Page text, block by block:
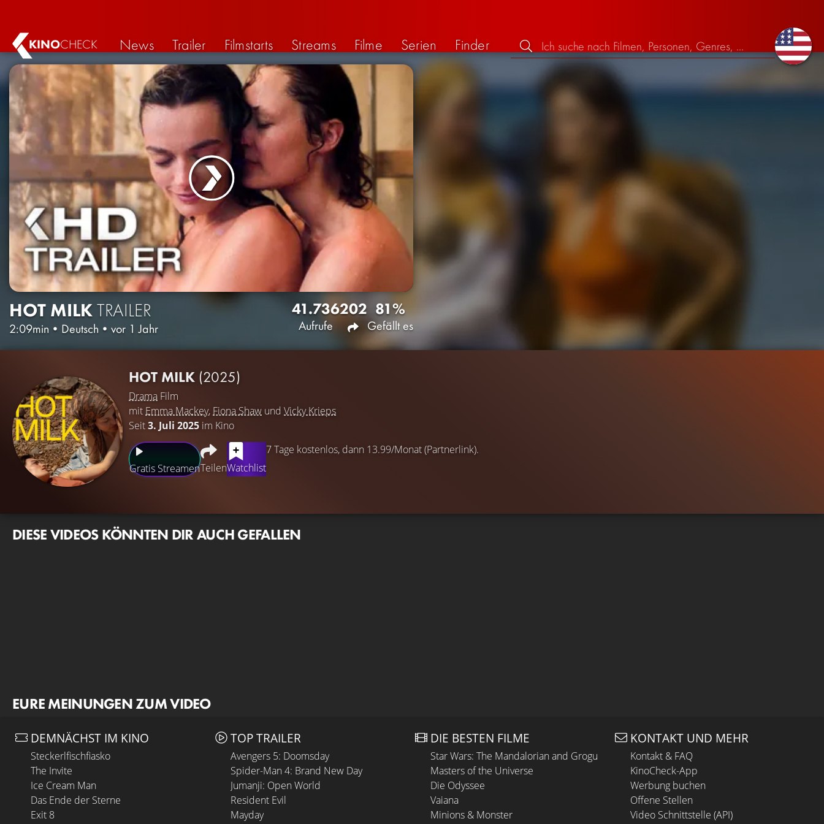
KINOCHECK News Trailer Filmstarts Streams Filme Serien Finder
HOT MILKTRAILER
2:09min • Deutsch • vor 1 Jahr
41.736
Aufrufe
202 81%
Gefällt es
HOT MILK (2025)
Drama Film
mit Emma Mackey, Fiona Shaw und Vicky Krieps
Seit3. Juli 2025 im Kino
Gratis StreamenTeilenWatchlist
7 Tage kostenlos, dann 13.99/Monat (Partnerlink).
DIESE VIDEOS KÖNNTEN DIR AUCH GEFALLEN
EURE MEINUNGEN ZUM VIDEO
DEMNÄCHST IM KINO
Steckerlfischfiasko
The Invite
Ice Cream Man
Das Ende der Sterne
Exit 8
TOP TRAILER
Avengers 5: Doomsday
Spider-Man 4: Brand New Day
Jumanji: Open World
Resident Evil
Mayday
DIE BESTEN FILME
Star Wars: The Mandalorian and Grogu
Masters of the Universe
Die Odyssee
Vaiana
Minions & Monster
KONTAKT UND MEHR
Kontakt & FAQ
KinoCheck-App
Werbung buchen
Offene Stellen
Video Schnittstelle (API)